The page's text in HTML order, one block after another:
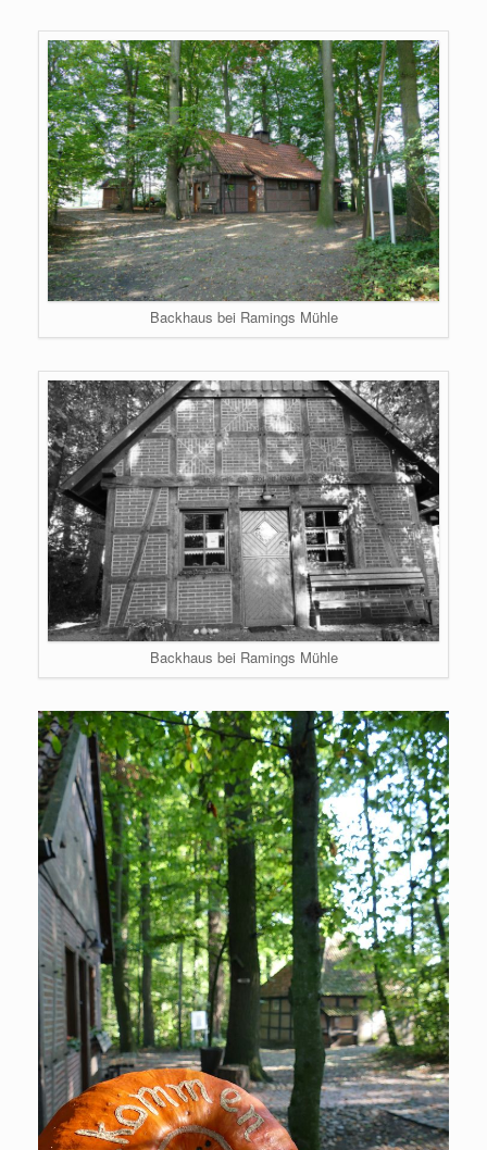
Backhaus bei Ramings Mühle
Backhaus bei Ramings Mühle